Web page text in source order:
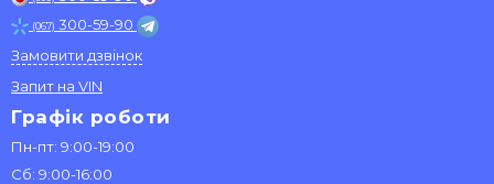
(067) 300-59-90
Замовити дзвінок
Запит на VIN
Графік роботи
Пн-пт: 9:00-19:00
Сб: 9:00-16:00